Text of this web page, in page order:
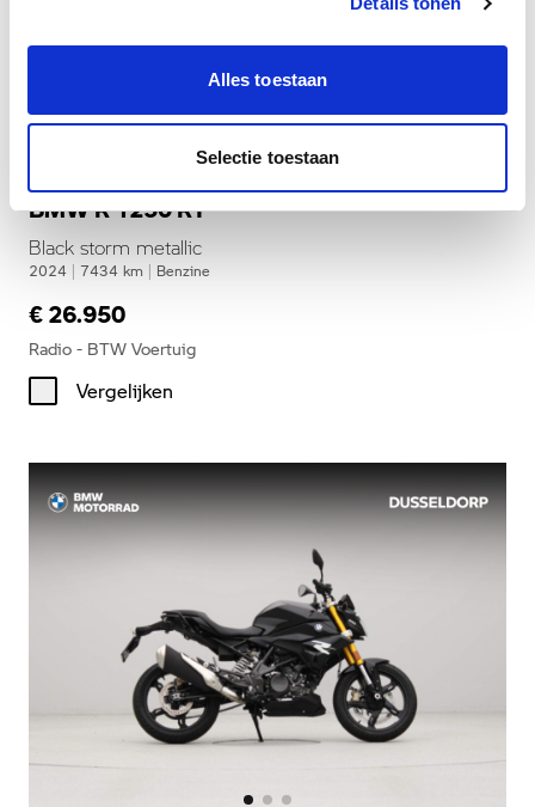
Alles toestaan
Selectie toestaan
Dusseldorp Den Haag
BMW R 1250 RT
Black storm metallic
2024 | 7434 km | Benzine
€ 26.950
Radio - BTW Voertuig
Vergelijken